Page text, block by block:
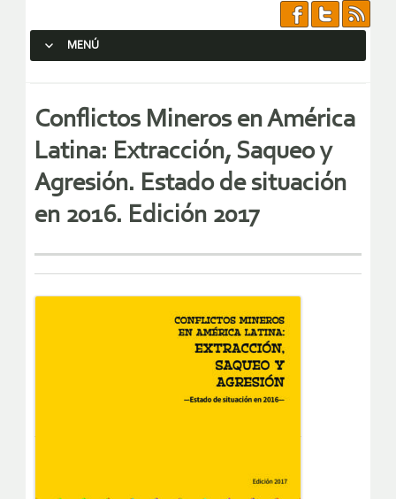
MENÚ
Conflictos Mineros en América
Latina: Extracción, Saqueo y
Agresión. Estado de situación
en 2016. Edición 2017